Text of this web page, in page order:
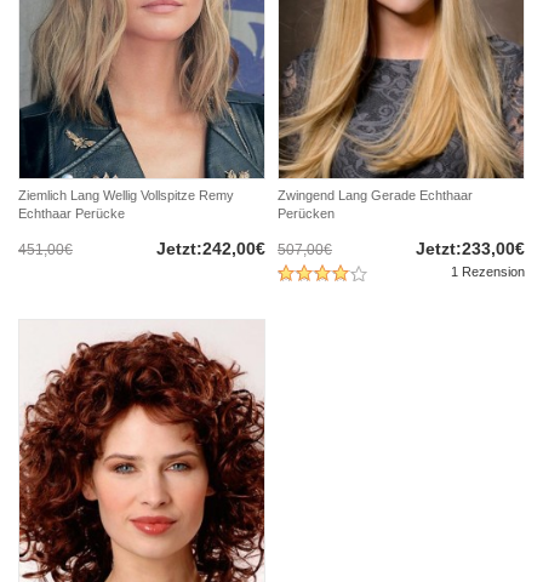
Ziemlich Lang Wellig Vollspitze Remy
Echthaar Perücke
451,00€ Jetzt:242,00€
Zwingend Lang Gerade Echthaar
Perücken
507,00€ Jetzt:233,00€
1 Rezension